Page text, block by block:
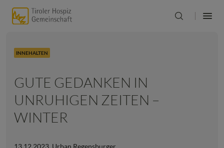
INNEHALTEN
GUTE GEDANKEN IN
UNRUHIGEN ZEITEN –
WINTER
13.12.2023, Urban Regensburger